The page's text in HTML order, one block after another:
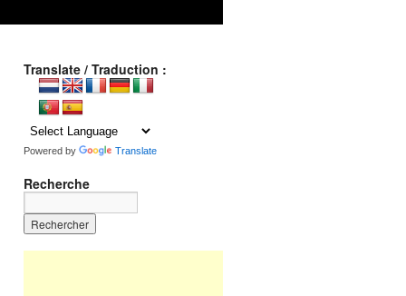
Translate / Traduction :
Powered by Translate
Recherche